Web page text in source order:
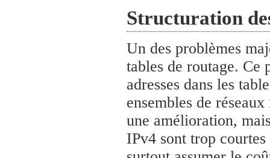
Structuration
Un des problèmes
tables de routage. Ce
adresses dans les
ensembles de
une amélioration,
IPv4 sont trop